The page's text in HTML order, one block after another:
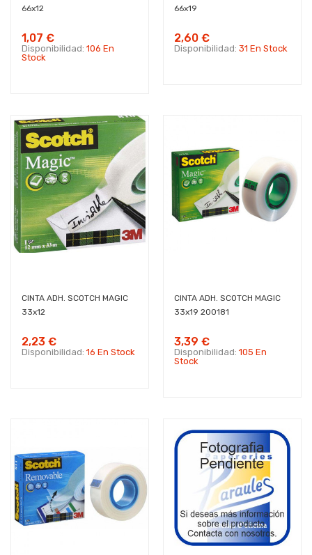
66x12
1,07 €
Disponibilidad: 106 En
Stock
66x19
2,60 €
Disponibilidad: 31 En Stock
CINTA ADH. SCOTCH MAGIC
33x12
2,23 €
Disponibilidad: 16 En Stock
CINTA ADH. SCOTCH MAGIC
33x19 200181
3,39 €
Disponibilidad: 105 En
Stock